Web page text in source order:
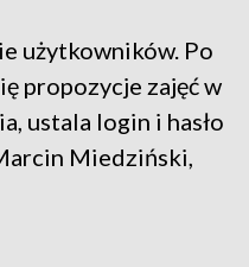
użytkowników. Po
propozycje zajęć w
ustala login i hasło
Miedziński,